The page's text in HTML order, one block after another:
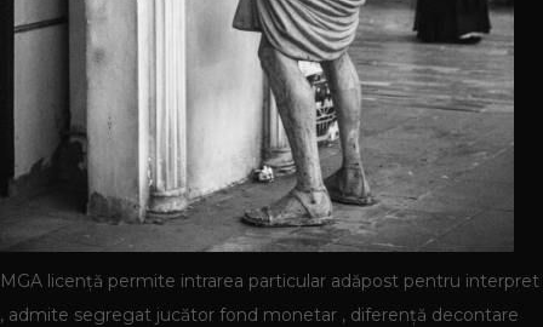
MGA licență permite intrarea particular adăpost pentru interpret
, admite segregat jucător fond monetar , diferență decontare